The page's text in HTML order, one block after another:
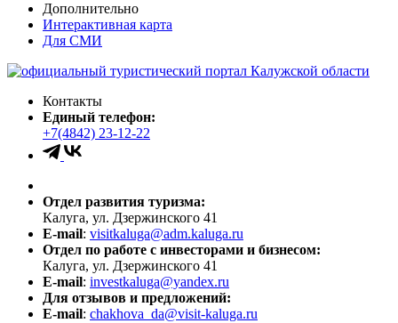
Дополнительно
Интерактивная карта
Для СМИ
Контакты
Единый телефон:
+7(4842) 23-12-22
Отдел развития туризма:
Калуга, ул. Дзержинского 41
E-mail: visitkaluga@adm.kaluga.ru
Отдел по работе с инвесторами и бизнесом:
Калуга, ул. Дзержинского 41
E-mail: investkaluga@yandex.ru
Для отзывов и предложений:
E-mail: chakhova_da@visit-kaluga.ru